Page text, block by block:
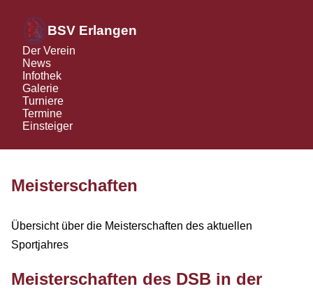
BSV Erlangen
Der Verein
News
Infothek
Galerie
Turniere
Termine
Einsteiger
Meisterschaften
Übersicht über die Meisterschaften des aktuellen
Sportjahres
Meisterschaften des DSB in der